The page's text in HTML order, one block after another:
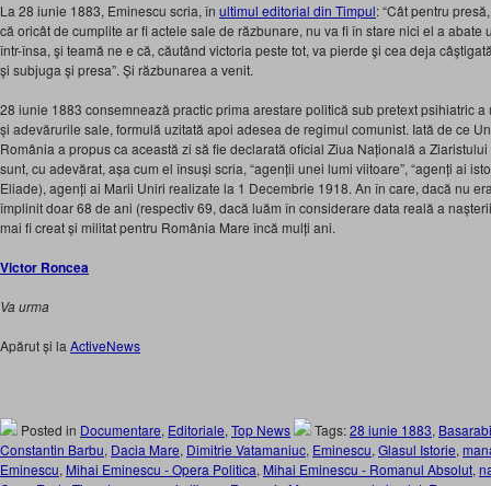
La 28 iunie 1883, Eminescu scria, în ultimul editorial din Timpul: “Cât pentru
că oricât de cumplite ar fi actele sale de răzbunare, nu va fi în stare nici el a abate
într-însa, şi teamă ne e că, căutând victoria peste tot, va pierde şi cea deja
şi subjuga şi presa”. Și răzbunarea a venit.
28 iunie 1883 consemnează practic prima arestare politică sub pretext psihiatric
și adevărurile sale, formulă uzitată apoi adesea de regimul comunist. Iată de ce
România a propus ca această zi să fie declarată oficial Ziua Națională a
sunt, cu adevărat, așa cum el însuși scria, “agenții unei lumi viitoare”, “agenți ai
Eliade), agenți ai Marii Uniri realizate la 1 Decembrie 1918. An în care, dacă nu
împlinit doar 68 de ani (respectiv 69, dacă luăm în considerare data reală a
mai fi creat și militat pentru România Mare încă mulți ani.
Victor Roncea
Va urma
Apărut și la ActiveNews
Posted in Documentare, Editoriale, Top News Tags:28 iunie 1883,
Constantin Barbu, Dacia Mare, Dimitrie Vatamaniuc, Eminescu, Glasul Istorie,
Eminescu, Mihai Eminescu - Opera Politica, Mihai Eminescu - Romanul Absolut,